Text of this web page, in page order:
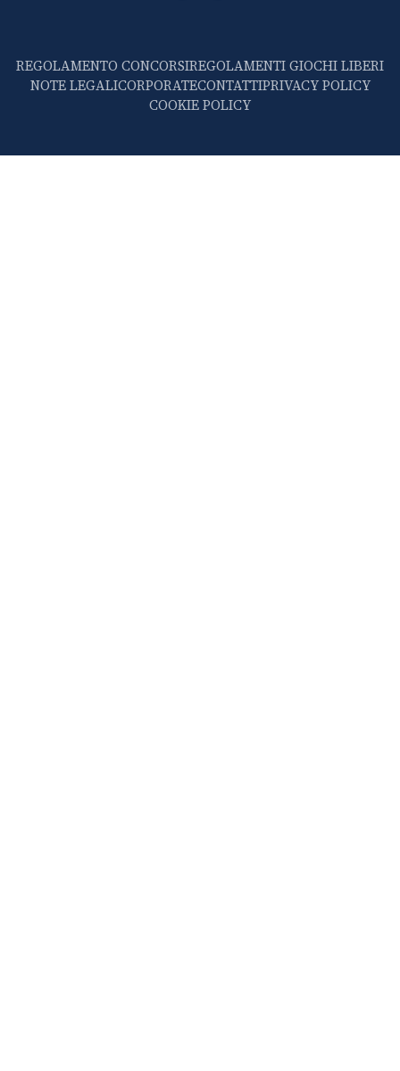
REGOLAMENTO CONCORSIREGOLAMENTI GIOCHI LIBERI
NOTE LEGALICORPORATECONTATTIPRIVACY POLICY
COOKIE POLICY